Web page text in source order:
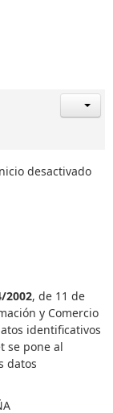
2002, de 11 de
y Comercio
identificativos
se pone al
datos